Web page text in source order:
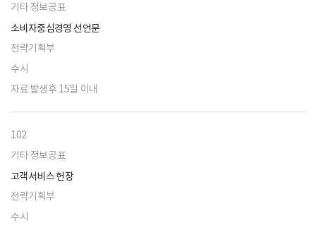
기타 정보공표
소비자중심경영 선언문
전략기획부
수시
자료 발생후 15일 이내
102
기타 정보공표
고객서비스 헌장
전략기획부
수시